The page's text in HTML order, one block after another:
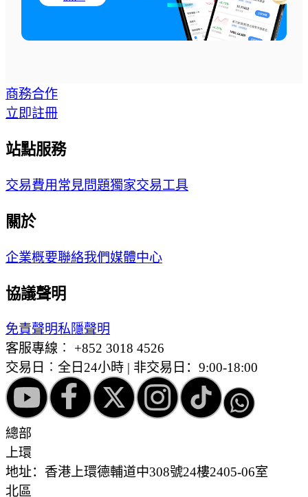
商務合作
立即註冊
站點服務
交易費用常見問題獨家交易工具
關於
企業概要聯絡我們媒體中心
協議聲明
免責聲明私隱聲明
客服專線︰ +852 3018 4526
交易日︰全日24小時 | 非交易日：9:00-18:00
總部
上環
地址：香港上環德輔道中308號24樓2405-06室
北區